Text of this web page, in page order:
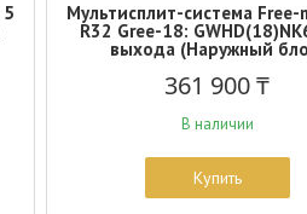
Мультисплит-система
R32 Gree-18:
выхода (Наружный
361 900 ₸
В наличии
Купить